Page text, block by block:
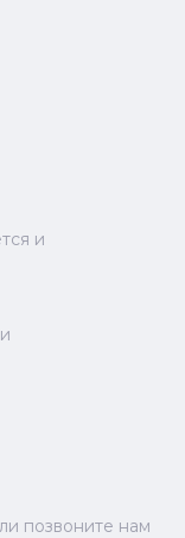
и
позвоните нам